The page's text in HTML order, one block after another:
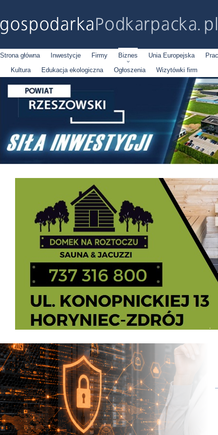
Strona główna Inwestycje Firmy Biznes Unia Europejska
Kultura
Edukacja ekologiczna Ogłoszenia Wizytówki firm